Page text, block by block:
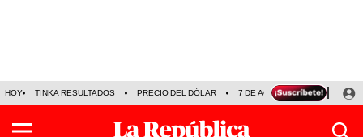
HOY TINKA RESULTADOS PRECIO DEL DÓLAR 7 DE AGOSTO OLLANTA